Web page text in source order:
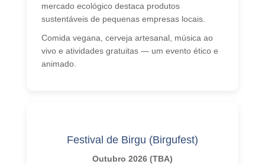
mercado ecológico destaca produtos
sustentáveis de pequenas empresas locais.
Comida vegana, cerveja artesanal, música ao
vivo e atividades gratuitas — um evento ético e
animado.
Festival de Birgu (Birgufest)
Outubro 2026 (TBA)